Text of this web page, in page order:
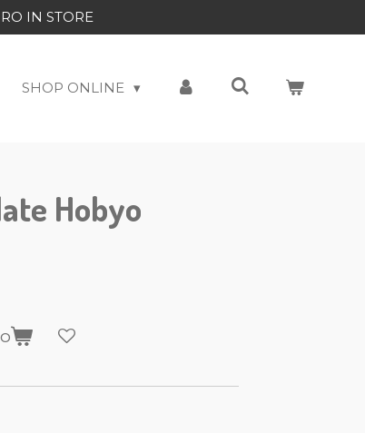
IN STORE
SHOP ONLINE
Hobyo